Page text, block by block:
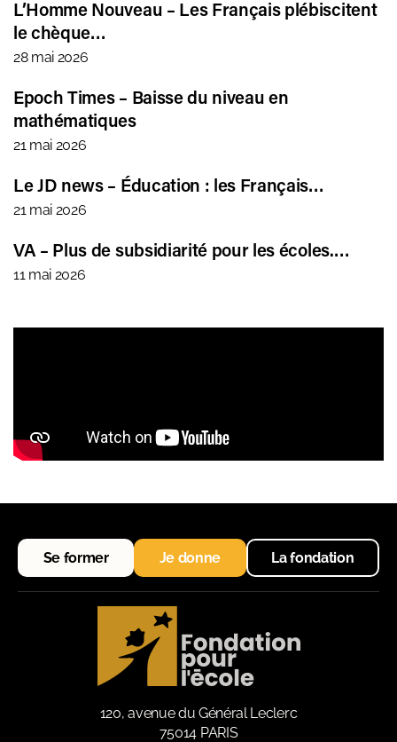
L’Homme Nouveau – Les Français plébiscitent
le chèque…
28 mai 2026
Epoch Times – Baisse du niveau en
mathématiques
21 mai 2026
Le JD news – Éducation : les Français…
21 mai 2026
VA – Plus de subsidiarité pour les écoles.…
11 mai 2026
Se former Je donne La fondation
120, avenue du Général Leclerc
75014 PARIS